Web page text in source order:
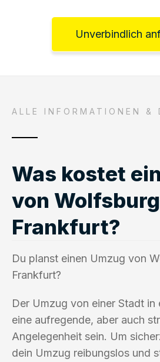
Unverbindlich
ALLE INFORMATIONEN &
Was kostet
von
Frankfurt?
Du planst einen Umzug von
Frankfurt?
Der Umzug von einer Stadt in
eine aufregende, aber auch
Angelegenheit sein. Um
dein Umzug reibungslos und